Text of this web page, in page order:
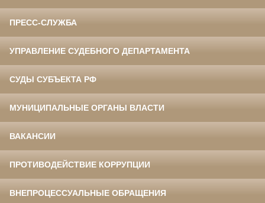
ПРЕСС-СЛУЖБА
УПРАВЛЕНИЕ СУДЕБНОГО ДЕПАРТАМЕНТА
СУДЫ СУБЪЕКТА РФ
МУНИЦИПАЛЬНЫЕ ОРГАНЫ ВЛАСТИ
ВАКАНСИИ
ПРОТИВОДЕЙСТВИЕ КОРРУПЦИИ
ВНЕПРОЦЕССУАЛЬНЫЕ ОБРАЩЕНИЯ